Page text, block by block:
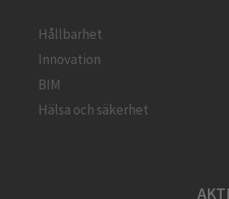
Hållbarhet
Innovation
BIM
Hälsa och säkerhet